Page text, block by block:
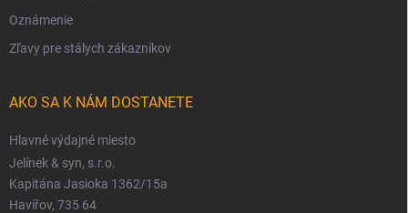
Oznámenie
Zľavy pre stálych zákazníkov
AKO SA K NÁM DOSTANETE
Hlavné výdajné miesto
Jelínek & syn, s.r.o.
Kapitána Jasioka 1362/15a
Havířov, 735 64